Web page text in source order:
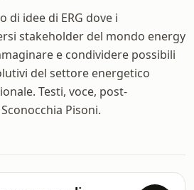
di idee di ERG dove i
stakeholder del mondo energy
e condividere possibili
del settore energetico
Testi, voce, post-
Pisoni.